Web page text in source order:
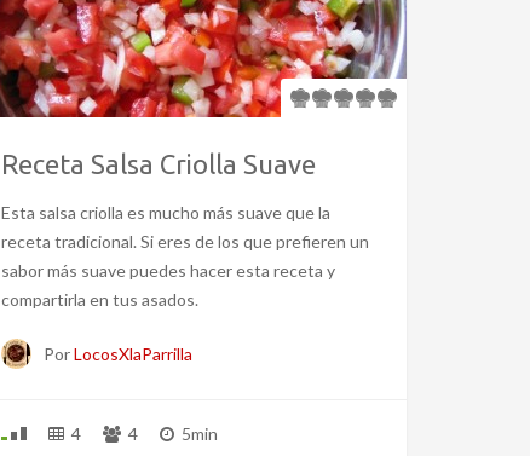
Receta Salsa Criolla Suave
Esta salsa criolla es mucho más suave que la
receta tradicional. Si eres de los que prefieren un
sabor más suave puedes hacer esta receta y
compartirla en tus asados.
PorLocosXlaParrilla
4 4 5min